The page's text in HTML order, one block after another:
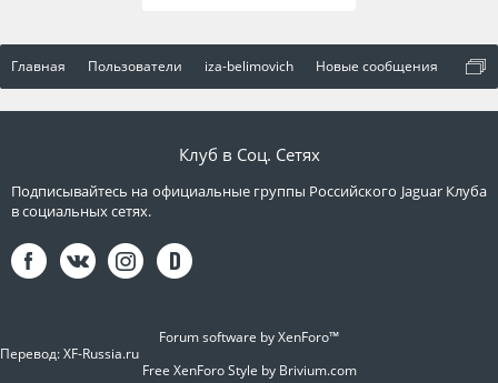
Главная Пользователи iza-belimovich Новые сообщения
Клуб в Соц. Сетях
Подписывайтесь на официальные группы Российского Jaguar Клуба
в социальных сетях.
Forum software by XenForo™
Перевод:XF-Russia.ru
Free XenForo Style by Brivium.com